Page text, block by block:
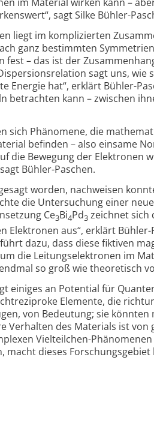
sagt Silke Bühler-
liegt im komplizierten
ganz bestimmten
– das ist der
sagt uns, wie
Energie hat“, erklärt Bühler-
betrachten kann – zwischen
sich Phänomene, die
befinden – also einsame
die Bewegung der Elektronen
Bühler-Paschen.
worden, nachweisen
die Untersuchung einer
Ce3Bi4Pd3 zeichnet sich
Elektronen aus“, erklärt Bühler-
dazu, dass diese fiktiven
die Leitungs­elektronen im
so groß wie theoretisch
einiges an Potential für
Elemente, die
von Bedeutung; sie könnten
Verhalten des Materials ist von
Vielteilchen-
dieses Forschungs­gebiet